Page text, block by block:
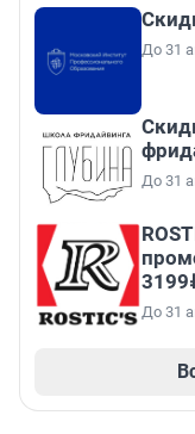
До 31
До 31
До 31